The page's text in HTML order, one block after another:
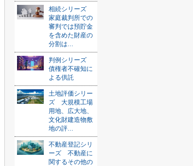
相続シリーズ
家庭裁判所での
審判では預貯金
を含めた財産の
分割は...
判例シリーズ
債権者不確知に
よる供託
土地評価シリー
ズ 大規模工場
用地、広大地、
文化財建造物敷
地の評...
不動産登記シリ
ーズ 不動産に
関するその他の